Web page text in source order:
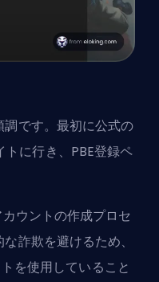
です。最初に公式の
に行き、PBE登録ペ
ウントの作成プロセ
詐欺を避けるため、
を使用していること